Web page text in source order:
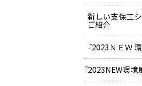
新しい支保工シ
ご紹介
『2023ＮＥＷ
『2023NEW環